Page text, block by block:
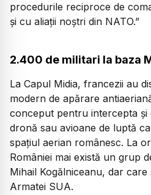
procedurile reciproce de
și cu aliații noștri din NATO.”
2.400 de militari la baza
La Capul Midia, francezii au
modern de apărare
conceput pentru intercepta și
dronă sau avioane de luptă
spațiul aerian românesc. La
României mai există un grup
Mihail Kogălniceanu, dar
Armatei SUA.